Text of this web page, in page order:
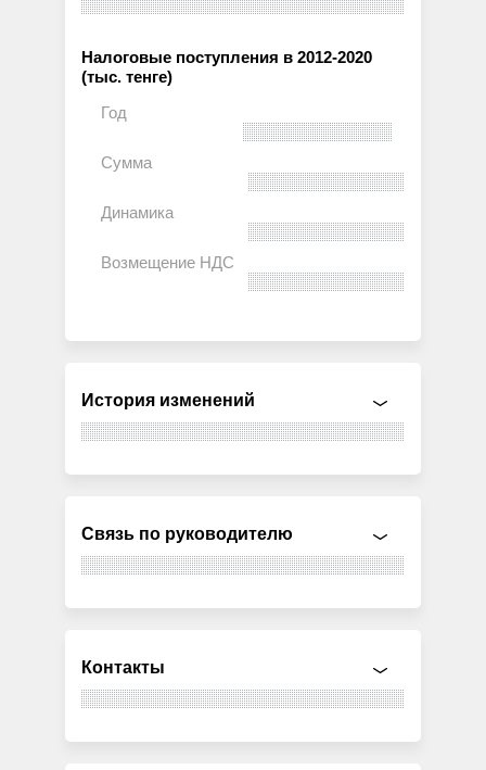
Налоговые поступления в 2012-2020
(тыс. тенге)
История изменений
Связь по руководителю
Контакты